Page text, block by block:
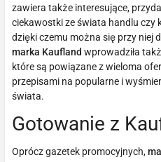
zawiera także interesujące,
ciekawostki ze świata handlu czy
dzięki czemu można się przy niej
marka Kaufland wprowadziła
które są powiązane z wieloma
przepisami na popularne i
świata.
Gotowanie z
Oprócz gazetek promocyjnych,